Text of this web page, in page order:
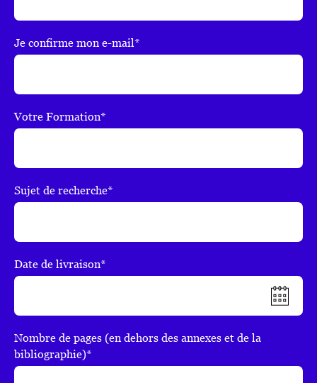
Je confirme mon e-mail*
Votre Formation*
Sujet de recherche*
Date de livraison*
Nombre de pages (en dehors des annexes et de la
bibliographie)*